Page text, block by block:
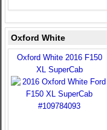
Oxford White
Oxford White 2016 F150
XL SuperCab